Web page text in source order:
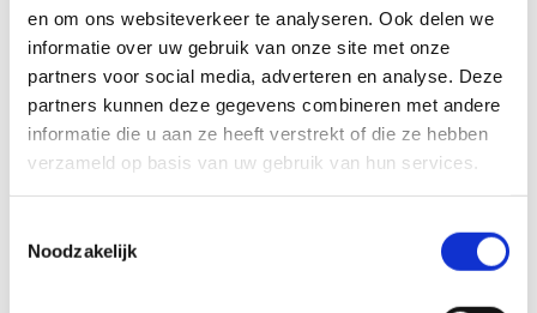
en om ons websiteverkeer te analyseren. Ook delen we
informatie over uw gebruik van onze site met onze
partners voor social media, adverteren en analyse. Deze
partners kunnen deze gegevens combineren met andere
informatie die u aan ze heeft verstrekt of die ze hebben
verzameld op basis van uw gebruik van hun services.
Noodzakelijk
geïmplementeerd die vereist dat websites
gebruikers informeren over hoe ze cookies
gebruiken en toestemming vragen voordat
ze deze instellen.
mogelijkheid om cookies te beheren.